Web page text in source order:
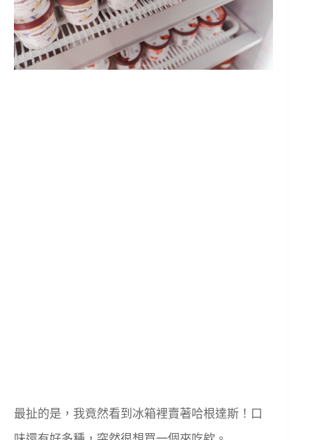
最扯的是，我竟然看到冰箱裡賣著哈根達斯！口